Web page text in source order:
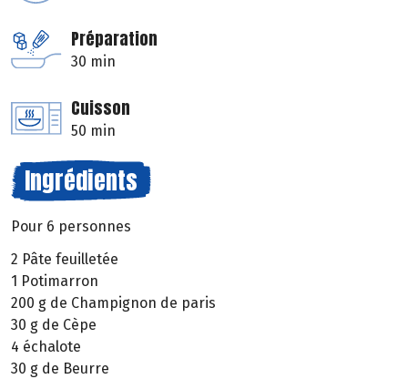
Préparation
30 min
Cuisson
50 min
Ingrédients
Pour 6 personnes
2 Pâte feuilletée
1 Potimarron
200 g de Champignon de paris
30 g de Cèpe
4 échalote
30 g de Beurre